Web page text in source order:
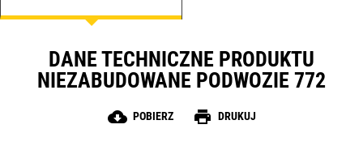
podwozi do potrzeb użytkowników
dealera Cat, aby zapewnić
najlepsze rozwiązanie dla Twojego
DANE TECHNICZNE PRODUKTU
NIEZABUDOWANE PODWOZIE 772
cloud_download POBIERZ print DRUKUJ